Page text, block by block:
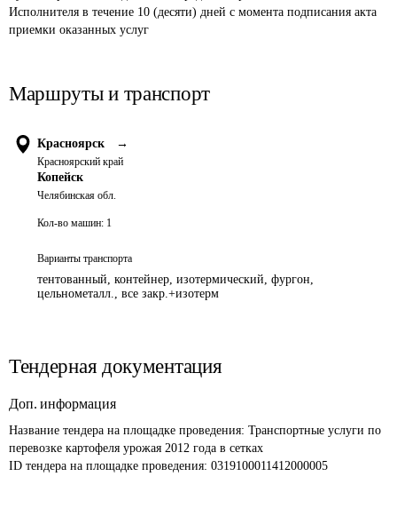
Исполнителя в течение 10 (десяти) дней с момента подписания акта
приемки оказанных услуг
Маршруты и транспорт
Красноярск →
Красноярский край
Копейск
Челябинская обл.
Кол-во машин: 1
Варианты транспорта
тентованный, контейнер, изотермический, фургон,
цельнометалл., все закр.+изотерм
Тендерная документация
Доп. информация
Название тендера на площадке проведения: Транспортные услуги по
перевозке картофеля урожая 2012 года в сетках
ID тендера на площадке проведения: 0319100011412000005